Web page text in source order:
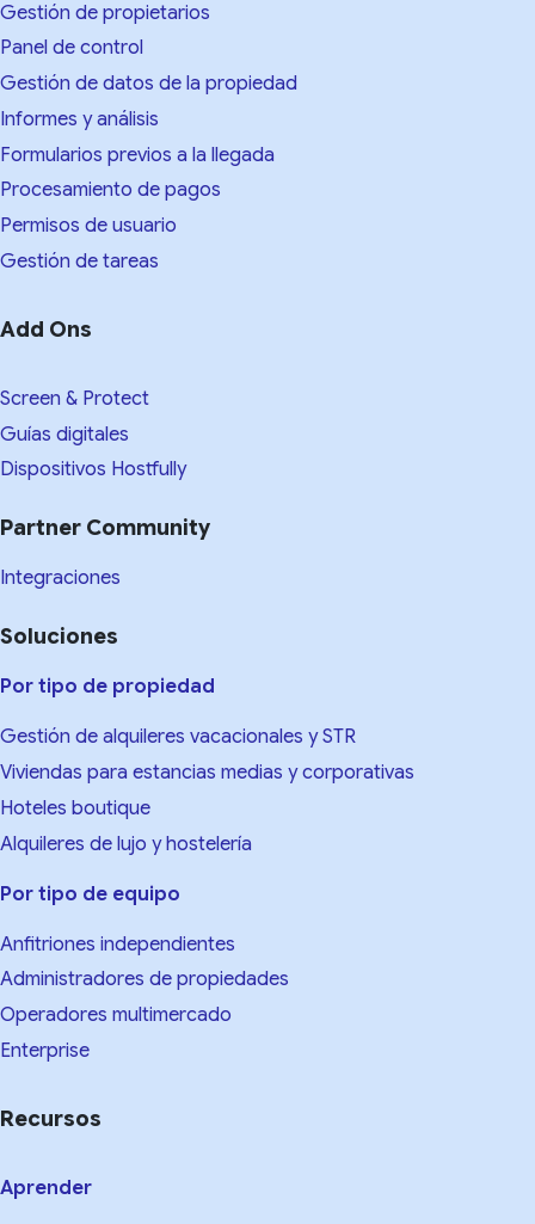
Gestión de propietarios
Panel de control
Gestión de datos de la propiedad
Informes y análisis
Formularios previos a la llegada
Procesamiento de pagos
Permisos de usuario
Gestión de tareas
Add Ons
Screen & Protect
Guías digitales
Dispositivos Hostfully
Partner Community
Integraciones
Soluciones
Por tipo de propiedad
Gestión de alquileres vacacionales y STR
Viviendas para estancias medias y corporativas
Hoteles boutique
Alquileres de lujo y hostelería
Por tipo de equipo
Anfitriones independientes
Administradores de propiedades
Operadores multimercado
Enterprise
Recursos
Aprender